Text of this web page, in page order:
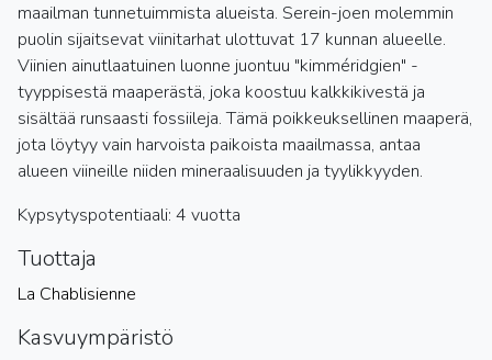
maailman tunnetuimmista alueista. Serein-joen molemmin
puolin sijaitsevat viinitarhat ulottuvat 17 kunnan alueelle.
Viinien ainutlaatuinen luonne juontuu "kimméridgien" -
tyyppisestä maaperästä, joka koostuu kalkkikivestä ja
sisältää runsaasti fossiileja. Tämä poikkeuksellinen maaperä,
jota löytyy vain harvoista paikoista maailmassa, antaa
alueen viineille niiden mineraalisuuden ja tyylikkyyden.
Kypsytyspotentiaali: 4 vuotta
Tuottaja
La Chablisienne
Kasvuympäristö